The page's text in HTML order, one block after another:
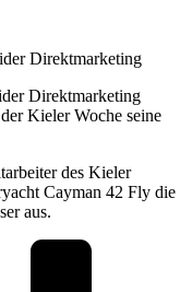
Direktmarketing
Direktmarketing
Kieler Woche seine
des Kieler
Cayman 42 Fly die
aus.